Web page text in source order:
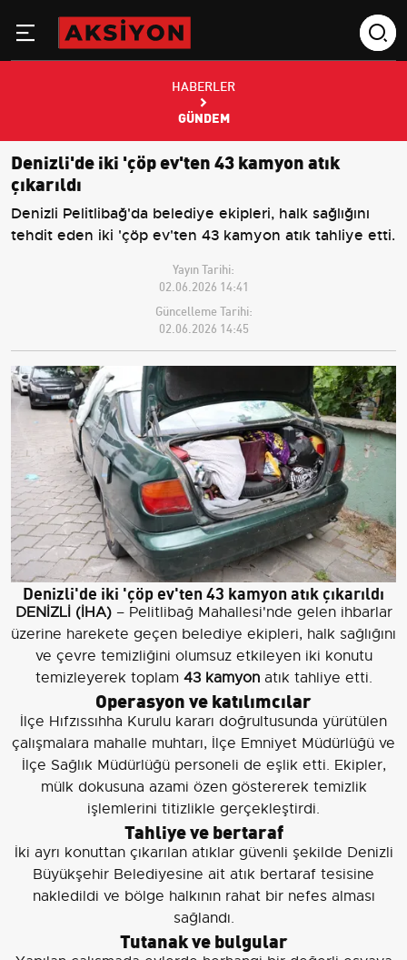
HABERLER
GÜNDEM
Denizli'de iki 'çöp ev'ten 43 kamyon atık
çıkarıldı
Denizli Pelitlibağ'da belediye ekipleri, halk sağlığını
tehdit eden iki 'çöp ev'ten 43 kamyon atık tahliye etti.
Yayın Tarihi:
02.06.2026 14:41
Güncelleme Tarihi:
02.06.2026 14:45
Denizli'de iki 'çöp ev'ten 43 kamyon atık çıkarıldı
DENİZLİ (İHA)– Pelitlibağ Mahallesi'nde gelen ihbarlar
üzerine harekete geçen belediye ekipleri, halk sağlığını
ve çevre temizliğini olumsuz etkileyen iki konutu
temizleyerek toplam 43 kamyonatık tahliye etti.
Operasyon ve katılımcılar
İlçe Hıfzıssıhha Kurulu kararı doğrultusunda yürütülen
çalışmalara mahalle muhtarı, İlçe Emniyet Müdürlüğü ve
İlçe Sağlık Müdürlüğü personeli de eşlik etti. Ekipler,
mülk dokusuna azami özen göstererek temizlik
işlemlerini titizlikle gerçekleştirdi.
Tahliye ve bertaraf
İki ayrı konuttan çıkarılan atıklar güvenli şekilde Denizli
Büyükşehir Belediyesine ait atık bertaraf tesisine
nakledildi ve bölge halkının rahat bir nefes alması
sağlandı.
Tutanak ve bulgular